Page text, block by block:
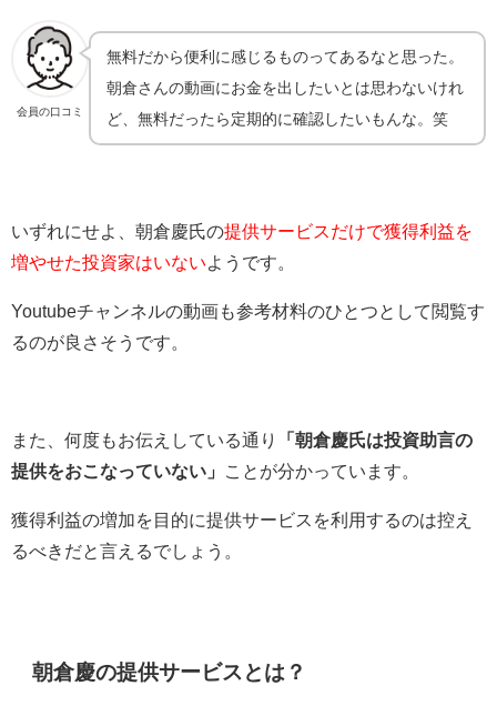
会員の口コミ
無料だから便利に感じるものってあるなと思った。
朝倉さんの動画にお金を出したいとは思わないけれ
ど、無料だったら定期的に確認したいもんな。笑
いずれにせよ、朝倉慶氏の提供サービスだけで獲得利益を
増やせた投資家はいない ようです。
Youtubeチャンネルの動画も参考材料のひとつとして閲覧す
るのが良さそうです。
また、何度もお伝えしている通り
「朝倉慶氏は投資助言の
提供をおこなっていない」
ことが分かっています。
獲得利益の増加を目的に提供サービスを利用するのは控え
るべきだと言えるでしょう。
朝倉慶の提供サービスとは？